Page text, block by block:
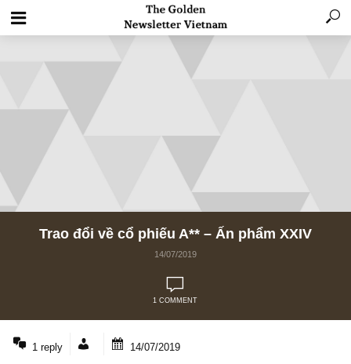
Trao đổi về cổ phiếu A** – Ấn phẩm XXIV